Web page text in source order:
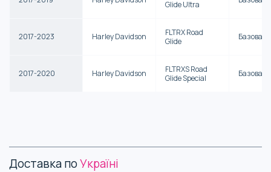
Glide Ultra
2017-2023 Harley Davidson
FLTRX Road
Glide
Базова
2017-2020 Harley Davidson
FLTRXS Road
Glide Special
Базова
Доставка поУкраїні